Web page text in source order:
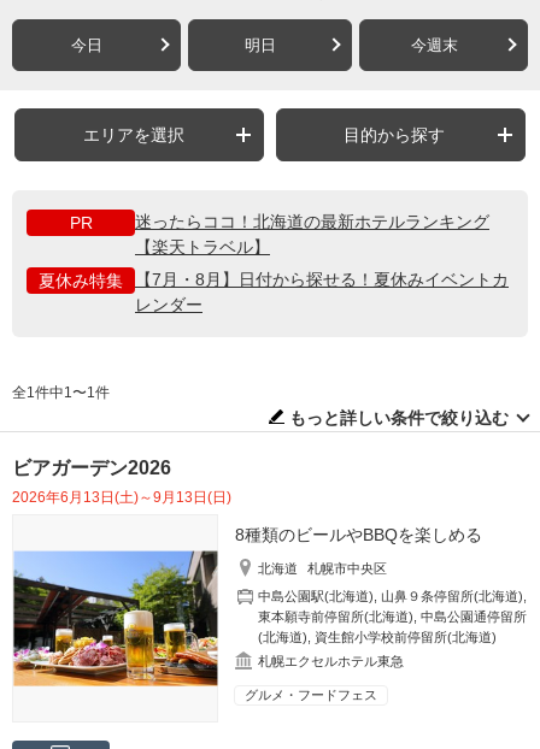
今日 明日 今週末
エリアを選択 目的から探す
PR
迷ったらココ！北海道の最新ホテルランキング
【楽天トラベル】
夏休み特集
【7月・8月】日付から探せる！夏休みイベントカ
レンダー
全1件中1〜1件
もっと詳しい条件で絞り込む
ビアガーデン2026
2026年6月13日(土)～9月13日(日)
8種類のビールやBBQを楽しめる
北海道
札幌市中央区
中島公園駅(北海道)
山鼻９条停留所(北海道)
東本願寺前停留所(北海道) ,中島公園通停留所
(北海道)
資生館小学校前停留所(北海道)
札幌エクセルホテル東急
グルメ・フードフェス